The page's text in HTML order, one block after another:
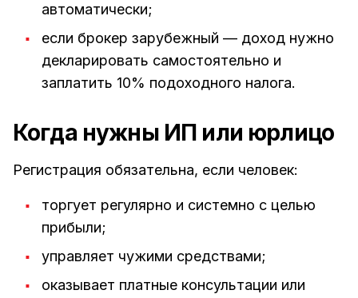
автоматически;
если брокер зарубежный — доход нужно
декларировать самостоятельно и
заплатить 10% подоходного налога.
Когда нужны ИП или юрлицо
Регистрация обязательна, если человек:
торгует регулярно и системно с целью
прибыли;
управляет чужими средствами;
оказывает платные консультации или